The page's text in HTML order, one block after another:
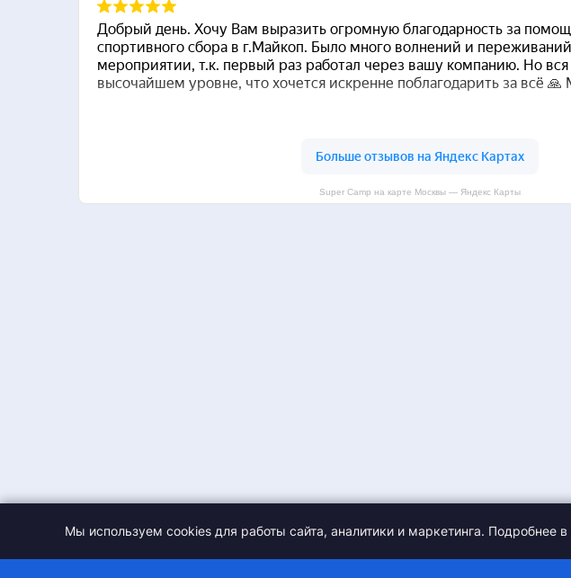
Super Camp на карте Москвы — Яндекс Карты
Мы используем cookies для работы сайта, аналитики и маркетинга. Подробнее в